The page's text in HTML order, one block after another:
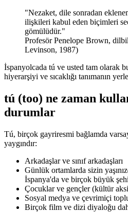
"Nezaket, dile sonradan
ilişkileri kabul eden biçimleri
gömülüdür."
Profesör Penelope Brown,
Levinson, 1987)
İspanyolcada tú ve usted tam olarak
hiyerarşiyi ve sıcaklığı tanımanın
tú (too) ne zaman
durumlar
Tú, birçok gayriresmi bağlamda
yaygındır:
Arkadaşlar ve sınıf arkadaşları
Günlük ortamlarda sizin
İspanya'da ve birçok büyük
Çocuklar ve gençler (kültür
Sosyal medya ve çevrimiçi
Birçok film ve dizi diyaloğu